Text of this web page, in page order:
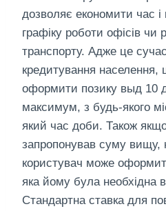
дозволяє економити час і
графіку роботи офісів чи
транспорту. Адже це
кредитування населення,
оформити позику выд 10
максимум, з будь-якого
який час доби. Також
запропонував суму вищу,
користувач може
яка йому була необхідна
Стандартна ставка для